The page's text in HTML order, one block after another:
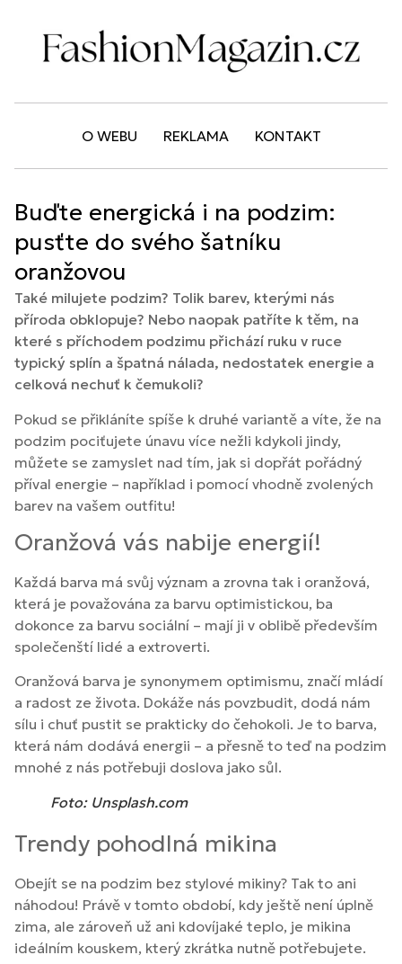
O WEBU REKLAMA KONTAKT
Buďte energická i na podzim:
pusťte do svého šatníku
oranžovou
Také milujete podzim? Tolik barev, kterými nás
příroda obklopuje? Nebo naopak patříte k těm, na
které s příchodem podzimu přichází ruku v ruce
typický splín a špatná nálada, nedostatek energie a
celková nechuť k čemukoli?
Pokud se přikláníte spíše k druhé variantě a víte, že na
podzim pociťujete únavu více nežli kdykoli jindy,
můžete se zamyslet nad tím, jak si dopřát pořádný
příval energie – například i pomocí vhodně zvolených
barev na vašem outfitu!
Oranžová vás nabije energií!
Každá barva má svůj význam a zrovna tak i oranžová,
která je považována za barvu optimistickou, ba
dokonce za barvu sociální – mají ji v oblibě především
společenští lidé a extroverti.
Oranžová barva je synonymem optimismu, značí mládí
a radost ze života. Dokáže nás povzbudit, dodá nám
sílu i chuť pustit se prakticky do čehokoli. Je to barva,
která nám dodává energii – a přesně to teď na podzim
mnohé z nás potřebuji doslova jako sůl.
Foto: Unsplash.com
Trendy pohodlná mikina
Obejít se na podzim bez stylové mikiny? Tak to ani
náhodou! Právě v tomto období, kdy ještě není úplně
zima, ale zároveň už ani kdovíjaké teplo, je mikina
ideálním kouskem, který zkrátka nutně potřebujete.